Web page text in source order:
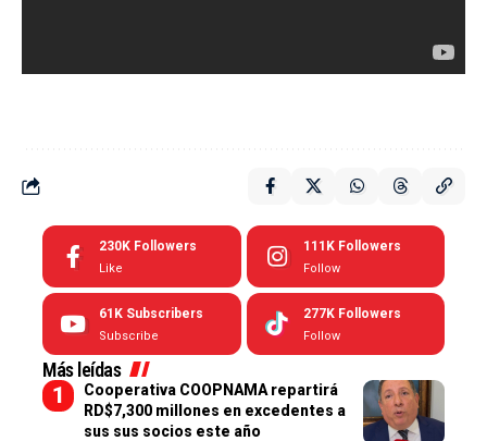
230K Followers
Like
111K Followers
Follow
61K Subscribers
Subscribe
277K Followers
Follow
Más leídas
Cooperativa COOPNAMA repartirá
RD$7,300 millones en excedentes a
sus sus socios este año